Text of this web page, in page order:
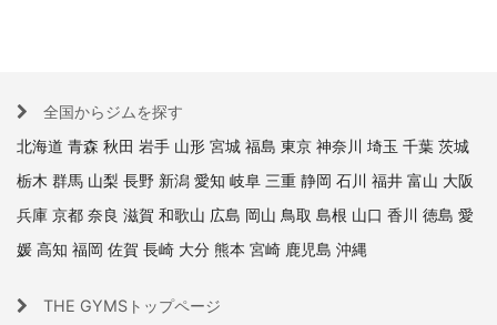
全国からジムを探す
北海道 青森 秋田 岩手 山形 宮城 福島 東京 神奈川 埼玉 千葉 茨城
栃木 群馬 山梨 長野 新潟 愛知 岐阜 三重 静岡 石川 福井 富山 大阪
兵庫 京都 奈良 滋賀 和歌山 広島 岡山 鳥取 島根 山口 香川 徳島 愛
媛 高知 福岡 佐賀 長崎 大分 熊本 宮崎 鹿児島 沖縄
THE GYMSトップページ